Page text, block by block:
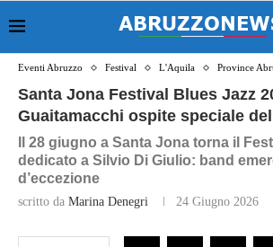
Eventi Abruzzo Festival L'Aquila Province
Santa Jona Festival Blues Jazz
Guaitamacchi ospite speciale
Il 28 giugno a Santa Jona torna il
dedicato a Silvio Di Giulio: band
d’eccezione
scritto da Marina Denegri 24 Giugno 2026